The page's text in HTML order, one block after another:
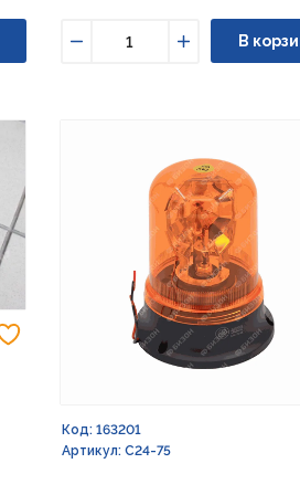
Увеличить
В
Добавить в избранное
Код: 163201
Артикул: С24-75